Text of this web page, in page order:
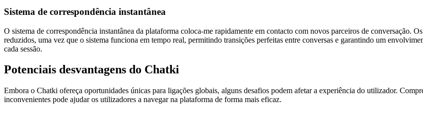
Sistema de correspondência instantânea
O sistema de correspondência instantânea da plataforma coloca-me rapidamente em contacto com novos parceiros de conversação.
reduzidos, uma vez que o sistema funciona em tempo real, permitindo transições perfeitas entre conversas e garantindo um
cada sessão.
Potenciais desvantagens do Chatki
Embora o Chatki ofereça oportunidades únicas para ligações globais, alguns desafios podem afetar a experiência do utilizador.
inconvenientes pode ajudar os utilizadores a navegar na plataforma de forma mais eficaz.